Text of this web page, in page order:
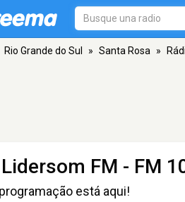
Rio Grande do Sul » Santa Rosa »
FM - FM
está aqui!